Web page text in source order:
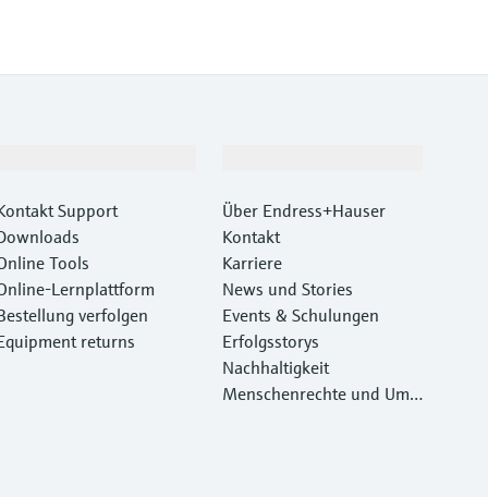
Support
Tools
Lernplattform
verfolgen
returns
Über Endress+Hauser
Kontakt
Karriere
News und Stories
Events & Schulungen
Erfolgsstorys
Nachhaltigkeit
Menschenrechte und Umw